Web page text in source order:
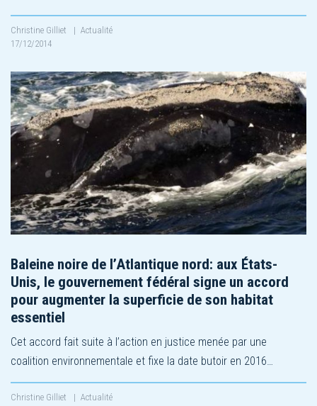
Christine Gilliet | Actualité
17/12/2014
Baleine noire de l’Atlantique nord: aux États-
Unis, le gouvernement fédéral signe un accord
pour augmenter la superficie de son habitat
essentiel
Cet accord fait suite à l’action en justice menée par une
coalition environnementale et fixe la date butoir en 2016…
Christine Gilliet | Actualité